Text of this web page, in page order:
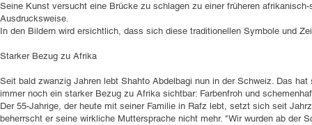
Seine Kunst versucht eine Brücke zu schlagen zu einer früheren
Ausdrucksweise.
In den Bildern wird ersichtlich, dass sich diese traditionellen Symbole und
Starker Bezug zu Afrika
Seit bald zwanzig Jahren lebt Shahto Abdelbagi nun in der Schweiz. Das
immer noch ein starker Bezug zu Afrika sichtbar: Farbenfroh und
Der 55-Jahrige, der heute mit seiner Familie in Rafz lebt, setzt sich seit
beherrscht er seine wirkliche Muttersprache nicht mehr. "Wir wurden ab der